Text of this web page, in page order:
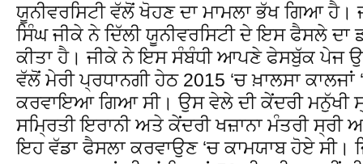
ਯੂਨੀਵਰਸਿਟੀ ਵੱਲੋਂ ਖੋਹਣ ਦਾ ਮਾਮਲਾ ਭੱਖ ਗਿਆ ਹੈ।
ਸਿੰਘ ਜੀਕੇ ਨੇ ਦਿੱਲੀ ਯੂਨੀਵਰਸਿਟੀ ਦੇ ਇਸ ਫੈਸਲੇ ਦਾ
ਕੀਤਾ ਹੈ। ਜੀਕੇ ਨੇ ਇਸ ਸੰਬੰਧੀ ਆਪਣੇ ਫੇਸਬੁੱਕ ਪੇਜ
ਵੱਲੋਂ ਮੇਰੀ ਪ੍ਰਧਾਨਗੀ ਹੇਠ 2015 ‘ਚ ਖ਼ਾਲਸਾ
ਕਰਵਾਇਆ ਗਿਆ ਸੀ। ਉਸ ਵੇਲੇ ਦੀ ਕੇਂਦਰੀ ਮਨੁੱਖੀ
ਸਮ੍ਰਿਤੀ ਇਰਾਨੀ ਅਤੇ ਕੇਂਦਰੀ ਖਜ਼ਾਨਾ ਮੰਤਰੀ
ਇਹ ਵੱਡਾ ਫੈਸਲਾ ਕਰਵਾਉਣ ‘ਚ ਕਾਮਯਾਬ ਹੋਏ ਸੀ।